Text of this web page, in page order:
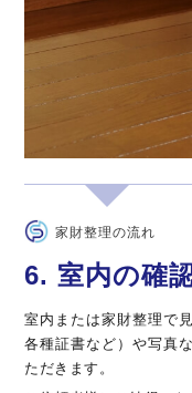
家財整理の流れ
6. 室内の確
室内または家財整理で
各種証書など）や写真
ただきます。